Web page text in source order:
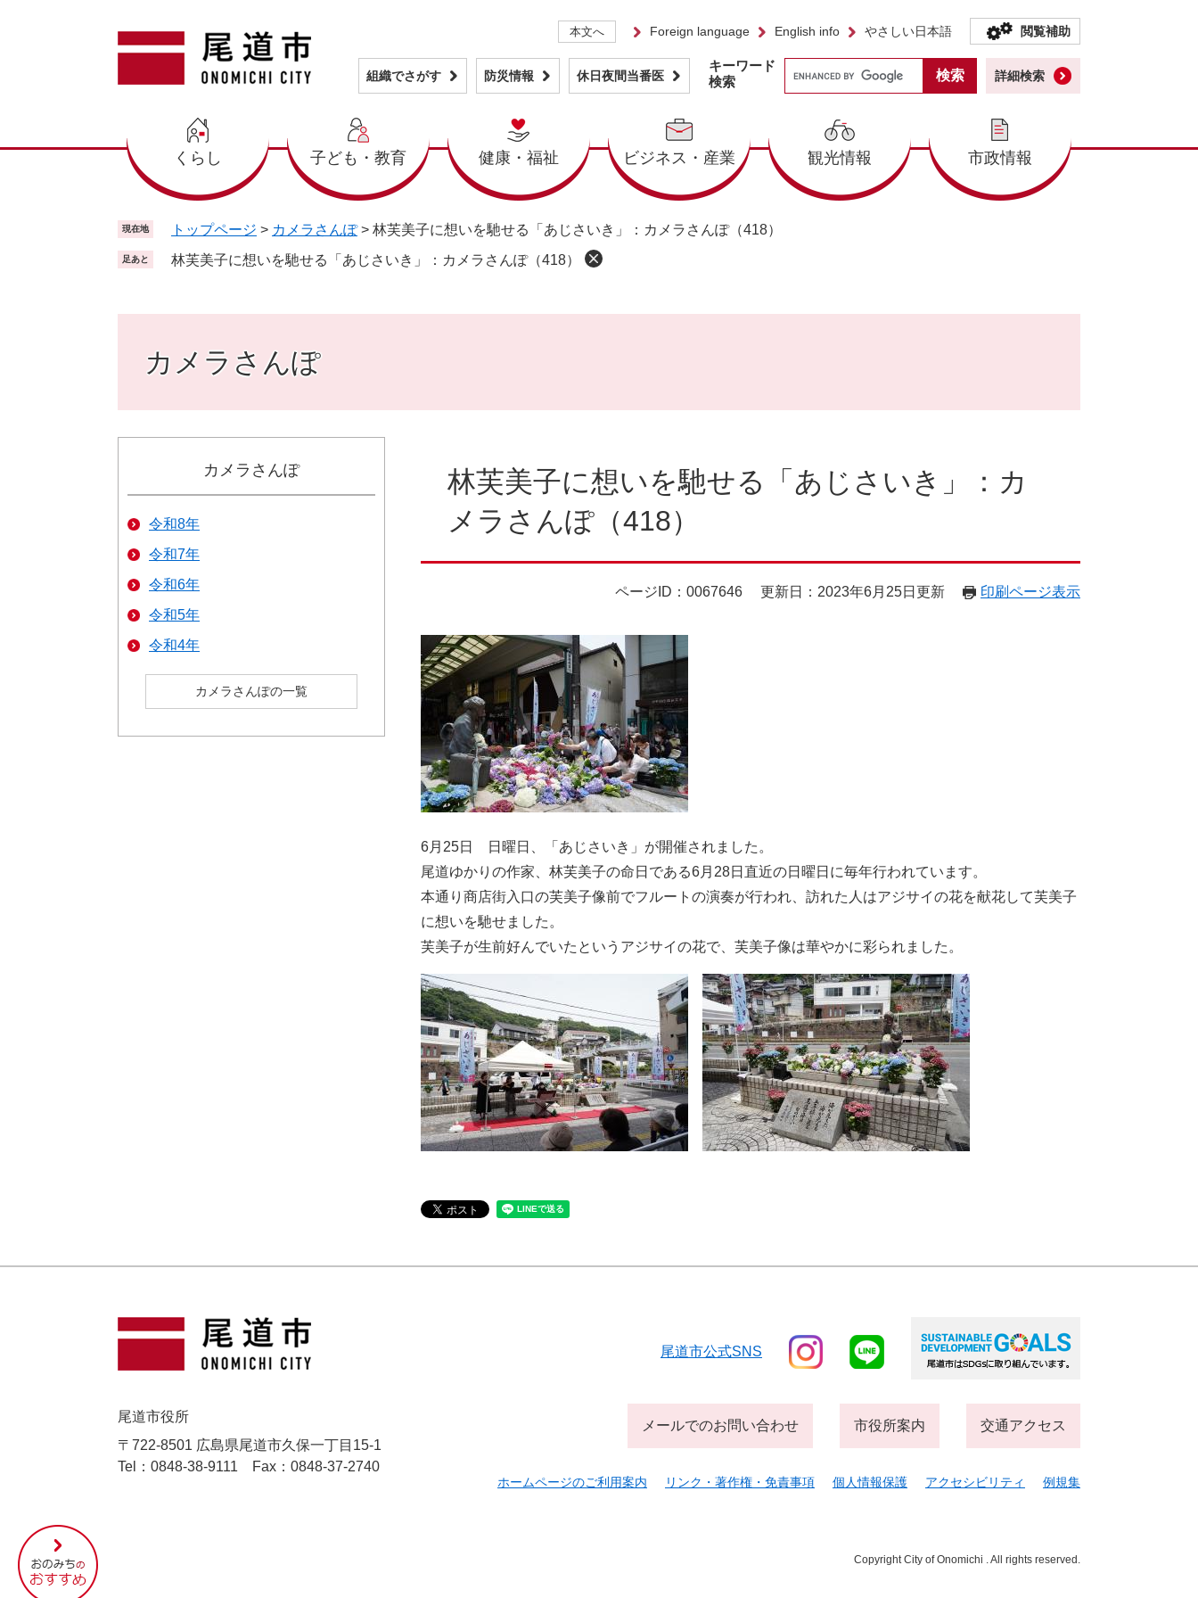
本文へ Foreign language English info やさしい日本語 閲覧補助
組織でさがす 防災情報 休日夜間当番医
くらし 子ども・教育 健康・福祉 ビジネス・産業 観光情報 市政情報
キーワード
検索
詳細検索
現在地 トップページ > カメラさんぽ > 林芙美子に想いを馳せる「あじさいき」：カメラさんぽ（418）
足あと 林芙美子に想いを馳せる「あじさいき」：カメラさんぽ（418）
カメラさんぽ
林芙美子に想いを馳せる「あじさいき」：カ
メラさんぽ（418）
ページID：0067646 更新日：2023年6月25日更新 印刷ページ表示
6月25日 日曜日、「あじさいき」が開催されました。
尾道ゆかりの作家、林芙美子の命日である6月28日直近の日曜日に毎年行われています。
本通り商店街入口の芙美子像前でフルートの演奏が行われ、訪れた人はアジサイの花を献花して芙美子
に想いを馳せました。
芙美子が生前好んでいたというアジサイの花で、芙美子像は華やかに彩られました。
カメラさんぽ
令和8年
令和7年
令和6年
令和5年
令和4年
カメラさんぽの一覧
尾
道
市
尾道市役所
〒722-8501 広島県尾道市久保一丁目15-1
Tel：0848-38-9111
Fax：0848-37-2740
尾道市公式SNS
メールでのお問い合わせ 市役所案内 交通アクセス
ホームページのご利用案内 リンク・著作権・免責事項 個人情報保護 アクセシビリティ 例規集
Copyright City of Onomichi . All rights reserved.